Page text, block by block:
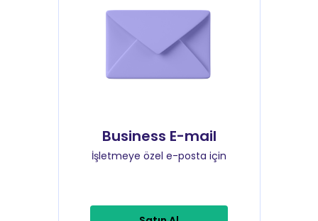
Business E-mail
İşletmeye özel e-posta için